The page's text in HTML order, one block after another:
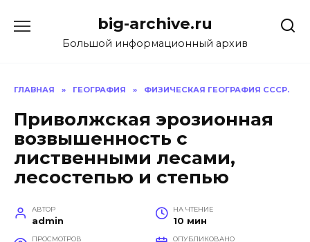
содержанию
big-archive.ru
Большой информационный архив
ГЛАВНАЯ » ГЕОГРАФИЯ » ФИЗИЧЕСКАЯ ГЕОГРАФИЯ СССР.
Приволжская эрозионная
возвышенность с
лиственными лесами,
лесостепью и степью
АВТОР
admin
НА ЧТЕНИЕ
10 мин
ПРОСМОТРОВ ОПУБЛИКОВАНО